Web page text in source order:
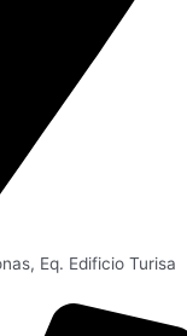
Eq. Edificio Turisa